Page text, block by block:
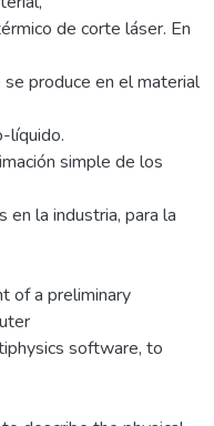
de corte láser. En
produce en el material
líquido.
simple de los
la industria, para la
of a preliminary
software, to